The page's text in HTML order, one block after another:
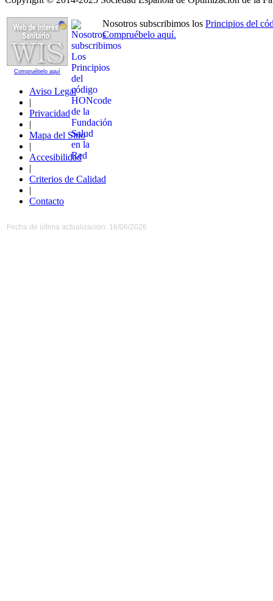
Nosotros subscribimos los Principios del
Compruébelo aquí.
Compruébelo aquí
Aviso Legal
|
Privacidad
|
Mapa del Sitio
|
Accesibilidad
|
Criterios de Calidad
|
Contacto